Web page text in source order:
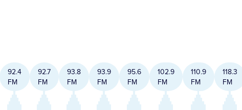
92.4
FM
92.7
FM
93.8
FM
93.9
FM
95.6
FM
102.9
FM
110.9
FM
118.3
FM